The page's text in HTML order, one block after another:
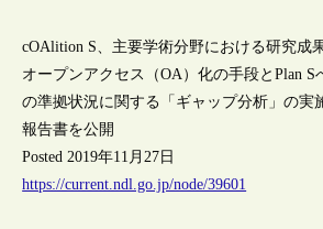
cOAlition S、主要学術分野における研究成
オープンアクセス（OA）化の手段とPlan S
の準拠状況に関する「ギャップ分析」の実
報告書を公開
Posted 2019年11月27日
https://current.ndl.go.jp/node/39601